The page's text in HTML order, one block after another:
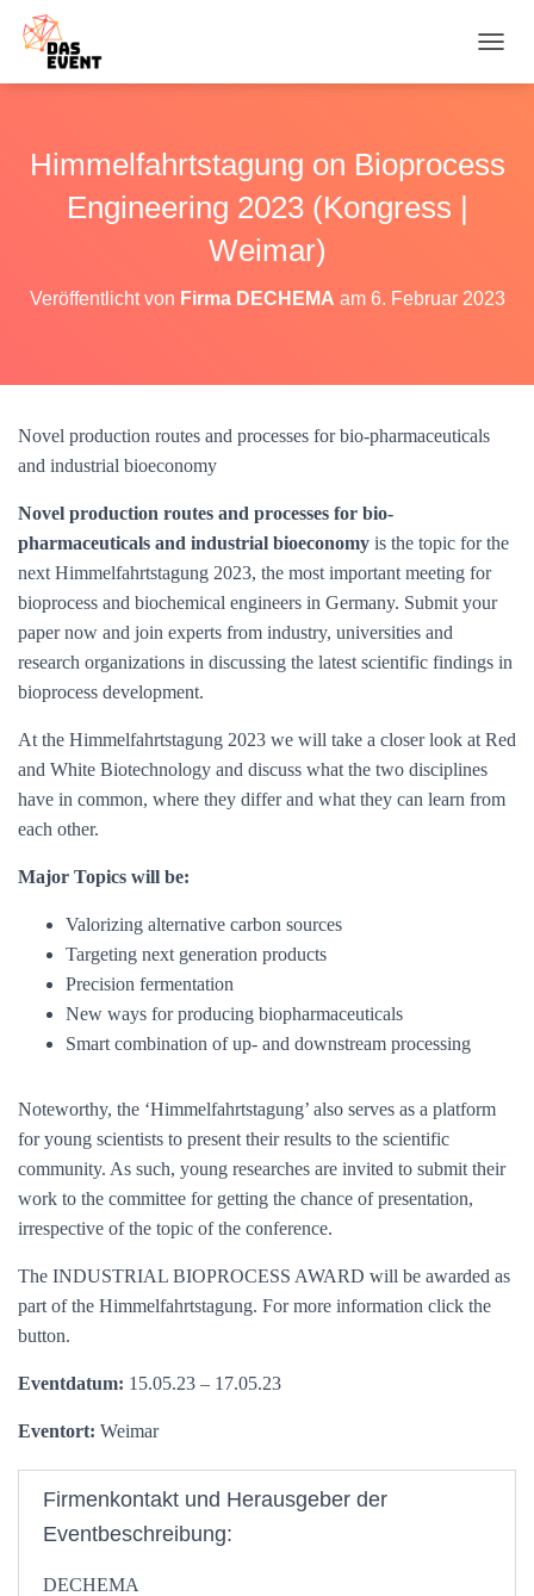
A
A
M
Himmelfahrtstagung on Bioprocess
Engineering 2023 (Kongress |
Weimar)
Veröffentlicht von Firma DECHEMA am 6. Februar 2023
Novel production routes and processes for bio-pharmaceuticals
and industrial bioeconomy
Novel production routes and processes for bio-
pharmaceuticals and industrial bioeconomy is the topic for the
next Himmelfahrtstagung 2023, the most important meeting for
bioprocess and biochemical engineers in Germany. Submit your
paper now and join experts from industry, universities and
research organizations in discussing the latest scientific findings in
bioprocess development.
At the Himmelfahrtstagung 2023 we will take a closer look at Red
and White Biotechnology and discuss what the two disciplines
have in common, where they differ and what they can learn from
each other.
Major Topics will be:
Valorizing alternative carbon sources
Targeting next generation products
Precision fermentation
New ways for producing biopharmaceuticals
Smart combination of up- and downstream processing
Noteworthy, the ‘Himmelfahrtstagung’ also serves as a platform
for young scientists to present their results to the scientific
community. As such, young researches are invited to submit their
work to the committee for getting the chance of presentation,
irrespective of the topic of the conference.
The INDUSTRIAL BIOPROCESS AWARD will be awarded as
part of the Himmelfahrtstagung. For more information click the
button.
Eventdatum: 15.05.23 – 17.05.23
Eventort: Weimar
Firmenkontakt und Herausgeber der
Eventbeschreibung:
DECHEMA